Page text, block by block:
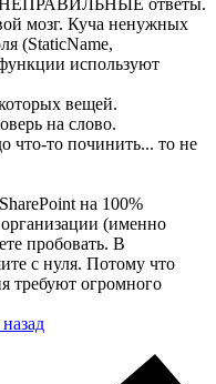
мозг. Куча ненужных
(StaticName,
используют
вещей.
на слово.
что-то починить... то не
на 100%
(именно
пробовать. В
с нуля. Потому что
требуют огромного